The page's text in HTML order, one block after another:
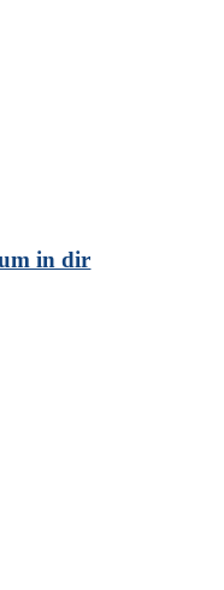
in dir